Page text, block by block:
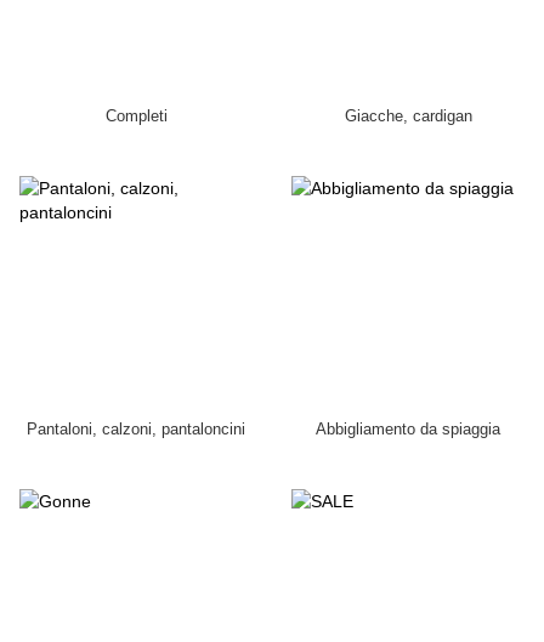
Completi Giacche, cardigan
Pantaloni, calzoni, pantaloncini Abbigliamento da spiaggia